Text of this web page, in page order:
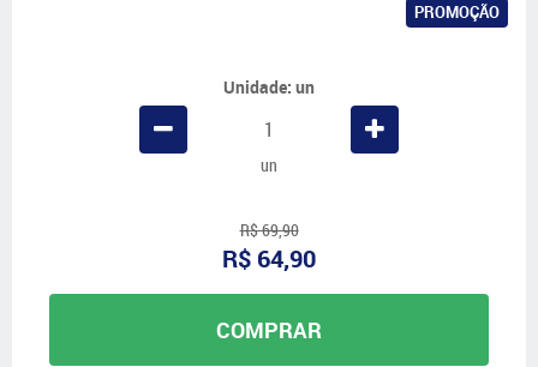
PROMOÇÃO
Unidade: un
un
R$ 69,90
R$ 64,90
COMPRAR